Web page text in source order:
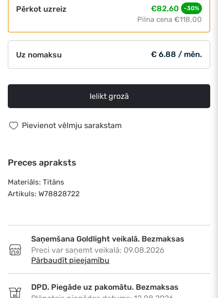
Pērkot uzreiz €82,60 -30%
Pilna cena €118,00
Uz nomaksu € 6.88 / mēn.
Ielikt grozā
Pievienot vēlmju sarakstam
Preces apraksts
Materiāls: Titāns
Artikuls: W78828722
Saņemšana Goldlight veikalā. Bezmaksas
Preci var saņemt veikalā: 09.08.2026
•
Pārbaudīt pieejamību
DPD. Piegāde uz pakomātu. Bezmaksas